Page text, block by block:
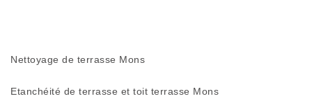
Nettoyage de terrasse Mons
Etanchéité de terrasse et toit terrasse Mons